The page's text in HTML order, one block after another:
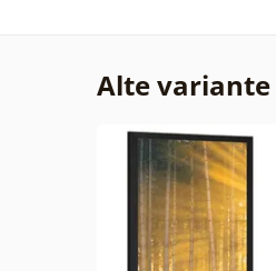
Alte variante